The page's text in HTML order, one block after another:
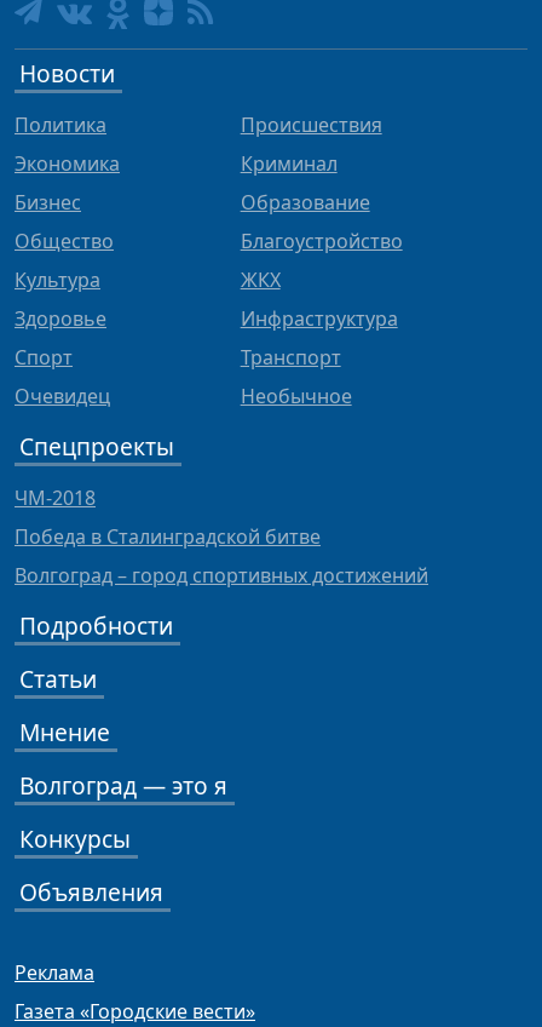
Новости
Политика
Экономика
Бизнес
Общество
Культура
Здоровье
Спорт
Очевидец
Происшествия
Криминал
Образование
Благоустройство
ЖКХ
Инфраструктура
Транспорт
Необычное
Спецпроекты
ЧМ-2018
Победа в Сталинградской битве
Волгоград – город спортивных достижений
Подробности
Статьи
Мнение
Волгоград — это я
Конкурсы
Объявления
Реклама
Газета «Городские вести»